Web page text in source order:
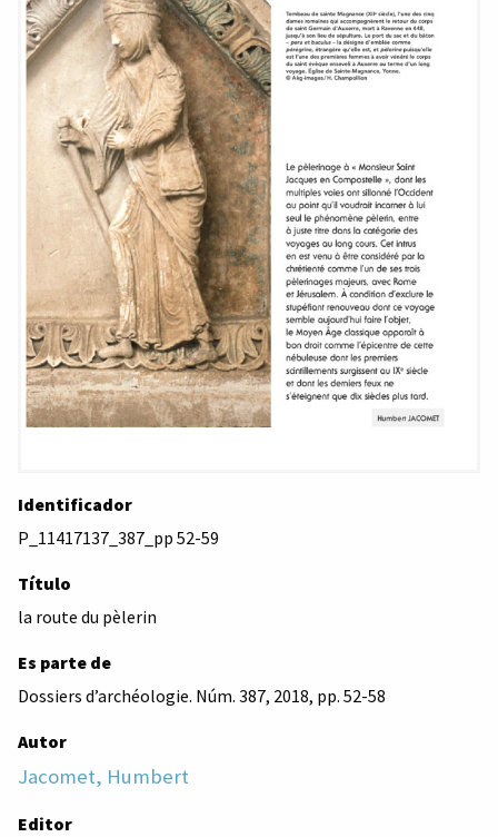
Identificador
P_11417137_387_pp 52-59
Título
la route du pèlerin
Es parte de
Dossiers d’archéologie. Núm. 387, 2018, pp. 52-58
Autor
Jacomet, Humbert
Editor